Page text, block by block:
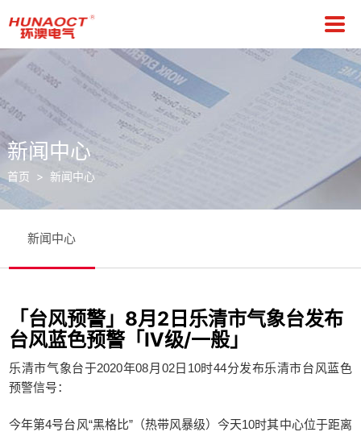
关于我们
公司简介
总裁致辞
发展历程
资质证书
新闻中心
首页 > 新闻中心
新闻中心
「台风预警」8月2日乐清市气象台发布
台风蓝色预警「Ⅳ级/一般」
乐清市气象台于2020年08月02日10时44分发布乐清市台风蓝色
预警信号：
今年第4号台风“黑格比”（热带风暴级）今天10时其中心位于距离